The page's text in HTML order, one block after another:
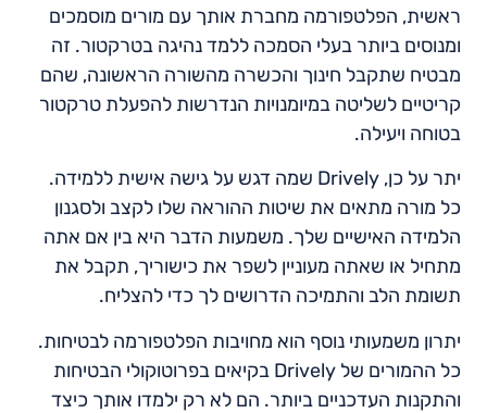
ראשית, הפלטפורמה מחברת אותך עם מורים מוסמכים
ומנוסים ביותר בעלי הסמכה ללמד נהיגה בטרקטור. זה
מבטיח שתקבל חינוך והכשרה מהשורה הראשונה, שהם
קריטיים לשליטה במיומנויות הנדרשות להפעלת טרקטור
בטוחה ויעילה.
יתר על כן, Drively שמה דגש על גישה אישית ללמידה.
כל מורה מתאים את שיטות ההוראה שלו לקצב ולסגנון
הלמידה האישיים שלך. משמעות הדבר היא בין אם אתה
מתחיל או שאתה מעוניין לשפר את כישוריך, תקבל את
תשומת הלב והתמיכה הדרושים לך כדי להצליח.
יתרון משמעותי נוסף הוא מחויבות הפלטפורמה לבטיחות.
כל ההמורים של Drively בקיאים בפרוטוקולי הבטיחות
והתקנות העדכניים ביותר. הם לא רק ילמדו אותך כיצד